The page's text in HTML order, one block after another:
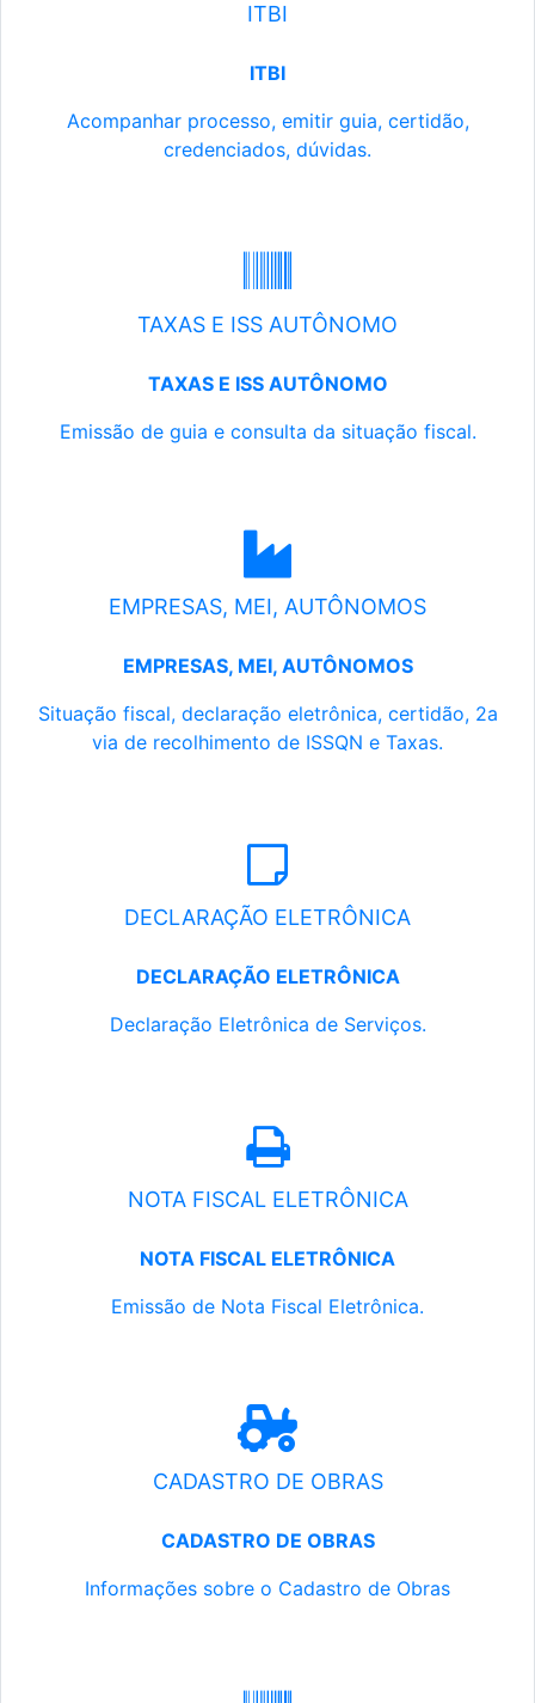
ITBI
ITBI
Acompanhar processo, emitir guia, certidão,
credenciados, dúvidas.
TAXAS E ISS AUTÔNOMO
TAXAS E ISS AUTÔNOMO
Emissão de guia e consulta da situação fiscal.
EMPRESAS, MEI, AUTÔNOMOS
EMPRESAS, MEI, AUTÔNOMOS
Situação fiscal, declaração eletrônica, certidão, 2a
via de recolhimento de ISSQN e Taxas.
DECLARAÇÃO ELETRÔNICA
DECLARAÇÃO ELETRÔNICA
Declaração Eletrônica de Serviços.
NOTA FISCAL ELETRÔNICA
NOTA FISCAL ELETRÔNICA
Emissão de Nota Fiscal Eletrônica.
CADASTRO DE OBRAS
CADASTRO DE OBRAS
Informações sobre o Cadastro de Obras